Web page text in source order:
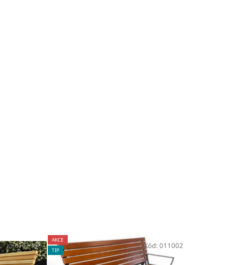
Kód:01100
AKCE
TIP
Kód: 011002